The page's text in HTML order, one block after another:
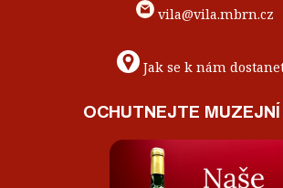
vila@vila.mbrn.cz
Jak se k nám
OCHUTNEJTE